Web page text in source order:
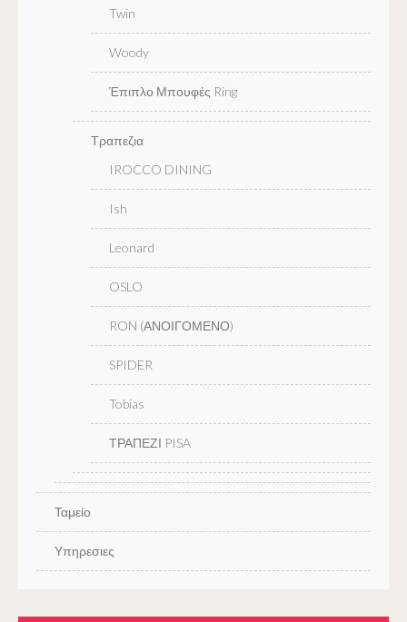
Twin
Woody
Έπιπλο Μπουφές Ring
Τραπεζια
IROCCO DINING
Ish
Leonard
OSLO
RON (ΑΝΟΙΓΟΜΕΝΟ)
SPIDER
Tobias
ΤΡΑΠΕΖΙ PISA
Ταμείο
Υπηρεσιες